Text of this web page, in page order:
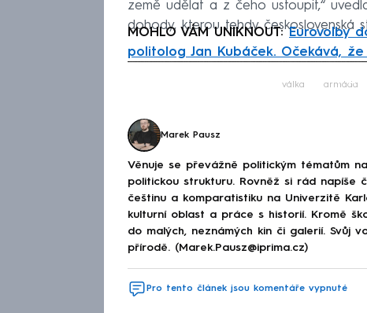
země udělat a z čeho ustoupit,“
dohody, kterou tehdy československá
MOHLO VÁM UNIKNOUT:Eurovolby
politolog Jan Kubáček. Očekává,
válka armáda
Marek Pausz
Věnuje se převážně politickým tématům
politickou strukturu. Rovněž si rád napíše
češtinu a komparatistiku na Univerzitě
kulturní oblast a práce s historií. Kromě
do malých, neznámých kin či galerií. Svůj
přírodě. (Marek.Pausz@iprima.cz)
Pro tento článek jsou komentáře vypnuté